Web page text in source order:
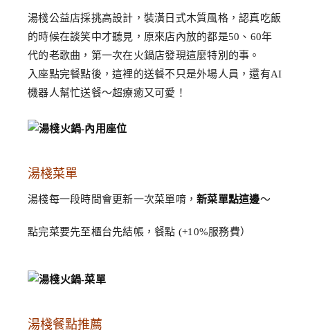
湯棧公益店採挑高設計，裝潢日式木質風格，認真吃飯
的時候在談笑中才聽見，原來店內放的都是50、60年
代的老歌曲，第一次在火鍋店發現這麼特別的事。
入座點完餐點後，這裡的送餐不只是外場人員，還有AI
機器人幫忙送餐～超療癒又可愛！
湯棧菜單
湯棧每一段時間會更新一次菜單唷， 新菜單點這邊～
點完菜要先至櫃台先結帳，餐點 (+10%服務費）
湯棧餐點推薦